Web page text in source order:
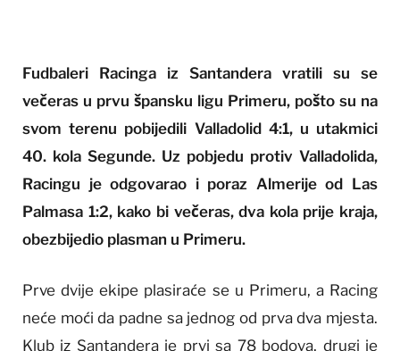
Fudbaleri Racinga iz Santandera vratili su se
večeras u prvu špansku ligu Primeru, pošto su na
svom terenu pobijedili Valladolid 4:1, u utakmici
40. kola Segunde. Uz pobjedu protiv Valladolida,
Racingu je odgovarao i poraz Almerije od Las
Palmasa 1:2, kako bi večeras, dva kola prije kraja,
obezbijedio plasman u Primeru.
Prve dvije ekipe plasiraće se u Primeru, a Racing
neće moći da padne sa jednog od prva dva mjesta.
Klub iz Santandera je prvi sa 78 bodova, drugi je